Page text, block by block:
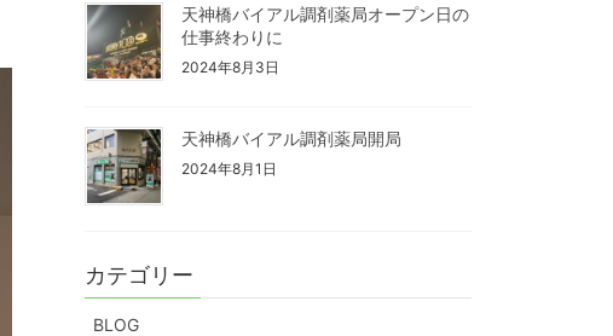
天神橋バイアル調剤薬局オープン日の
仕事終わりに
2024年8月3日
天神橋バイアル調剤薬局開局
2024年8月1日
カテゴリー
BLOG